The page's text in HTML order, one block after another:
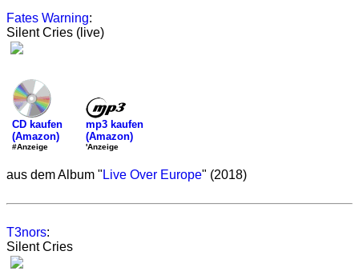
Fates Warning:
Silent Cries (live)
CD kaufen
(Amazon)
#Anzeige
mp3 kaufen
(Amazon)
'Anzeige
aus dem Album " Live Over Europe" (2018)
T3nors:
Silent Cries